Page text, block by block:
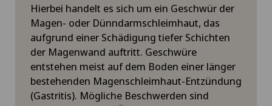
Hierbei handelt es sich um ein Geschwür der
Magen- oder Dünndarmschleimhaut, das
aufgrund einer Schädigung tiefer Schichten
der Magenwand auftritt. Geschwüre
entstehen meist auf dem Boden einer länger
bestehenden Magenschleimhaut-Entzündung
(Gastritis). Mögliche Beschwerden sind